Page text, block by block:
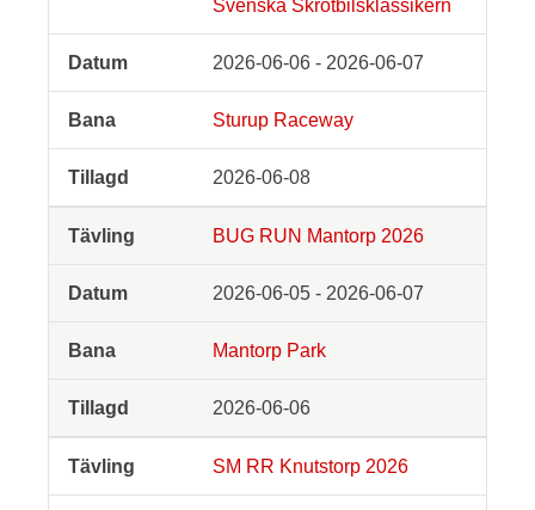
Svenska Skrotbilsklassikern
2026-06-06 - 2026-06-07
Sturup Raceway
2026-06-08
BUG RUN Mantorp 2026
2026-06-05 - 2026-06-07
Mantorp Park
2026-06-06
SM RR Knutstorp 2026